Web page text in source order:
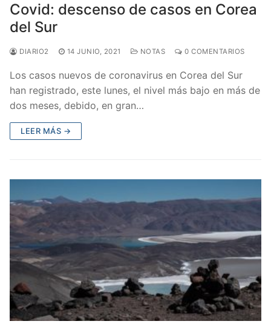
Covid: descenso de casos en Corea
del Sur
DIARIO2 14 JUNIO, 2021 NOTAS 0 COMENTARIOS
Los casos nuevos de coronavirus en Corea del Sur
han registrado, este lunes, el nivel más bajo en más de
dos meses, debido, en gran…
LEER MÁS →